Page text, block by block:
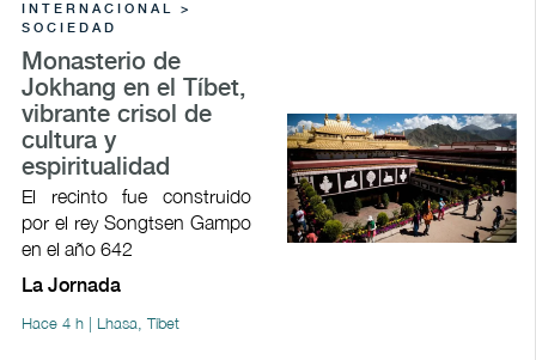
INTERNACIONAL >
SOCIEDAD
Monasterio de
Jokhang en el Tíbet,
vibrante crisol de
cultura y
espiritualidad
El recinto fue construido
por el rey Songtsen Gampo
en el año 642
La Jornada
Hace 4 h | Lhasa, Tíbet